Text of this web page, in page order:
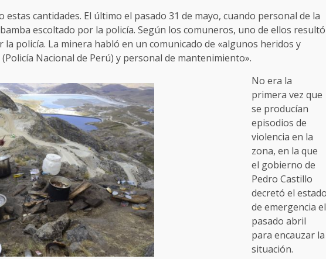
cantidades. El último el pasado 31 de mayo, cuando personal de la
escoltado por la policía. Según los comuneros, uno de ellos resultó
policía. La minera habló en un comunicado de «algunos heridos y
Nacional de Perú) y personal de mantenimiento».
No era la
primera vez que
se producían
episodios de
violencia en la
zona, en la que
el gobierno de
Pedro Castillo
decretó el
de emergencia el
pasado abril
para encauzar la
situación.